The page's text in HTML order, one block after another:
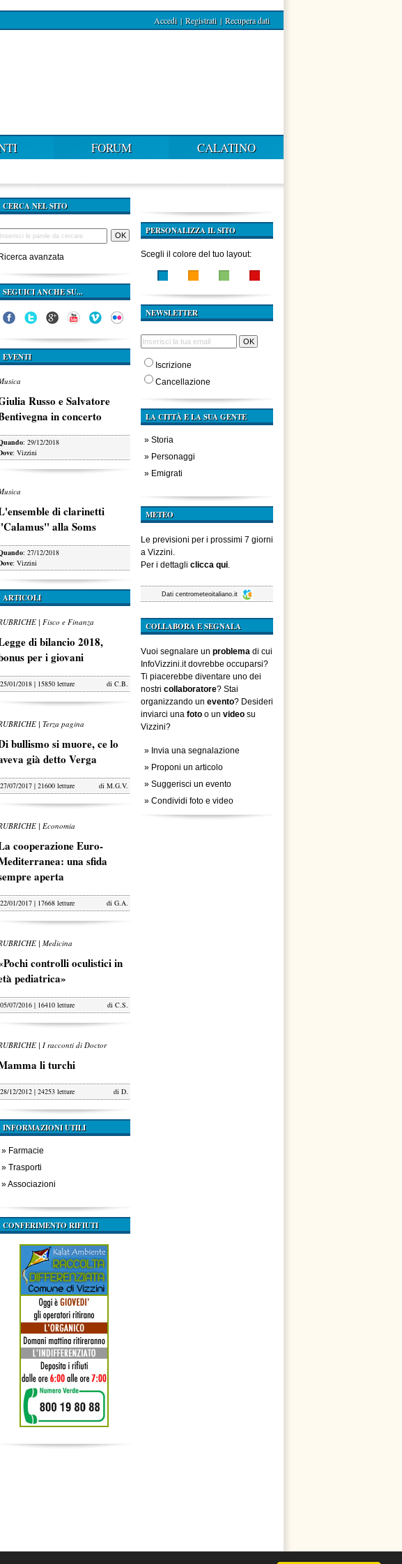
Accedi | Registrati | Recupera dati
FORUM CALATINO
CERCA NEL SITO
Ricerca avanzata
SEGUICI ANCHE SU...
EVENTI
Russo e Salvatore
in concerto
: 29/12/2018
: Vizzini
di clarinetti
alla Soms
: 27/12/2018
: Vizzini
ARTICOLI
| Fisco e Finanza
di bilancio 2018,
per i giovani
25/01/2018 | 15850 letture di C.B.
| Terza pagina
bullismo si muore, ce lo
già detto Verga
27/07/2017 | 21600 letture di M.G.V.
| Economia
cooperazione Euro-
una sfida
aperta
22/01/2017 | 17668 letture di G.A.
| Medicina
controlli oculistici in
pediatrica»
05/07/2016 | 16410 letture di C.S.
| I racconti di Doctor
li turchi
28/12/2012 | 24253 letture di D.
INFORMAZIONI UTILI
» Farmacie
» Trasporti
»Associazioni
CONFERIMENTO RIFIUTI
PERSONALIZZA IL SITO
Scegli il colore del tuo layout:
NEWSLETTER
Iscrizione
Cancellazione
LA CITTÀ E LA SUA GENTE
» Storia
» Personaggi
» Emigrati
METEO
Le previsioni per i prossimi 7 giorni
a Vizzini.
Per i dettagli clicca qui.
Dati centrometeoitaliano.it
COLLABORA E SEGNALA
Vuoi segnalare un problema di cui
InfoVizzini.it dovrebbe occuparsi?
Ti piacerebbe diventare uno dei
nostri collaboratore? Stai
organizzando un evento? Desideri
inviarci una foto o un video su
Vizzini?
» Invia una segnalazione
» Proponi un articolo
» Suggerisci un evento
» Condividi foto e video